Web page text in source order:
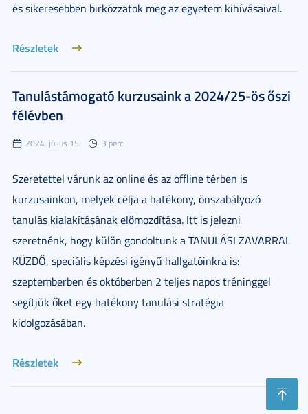
és sikeresebben birkózzatok meg az egyetem kihívásaival.
Részletek
Tanulástámogató kurzusaink a 2024/25-ös őszi
félévben
2024. július 15. 3 perc
Szeretettel várunk az online és az offline térben is
kurzusainkon, melyek célja a hatékony, önszabályozó
tanulás kialakításának előmozdítása. Itt is jelezni
szeretnénk, hogy külön gondoltunk a TANULÁSI ZAVARRAL
KÜZDŐ, speciális képzési igényű hallgatóinkra is:
szeptemberben és októberben 2 teljes napos tréninggel
segítjük őket egy hatékony tanulási stratégia
kidolgozásában.
Részletek